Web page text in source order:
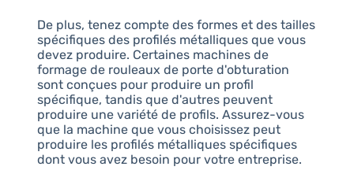
De plus, tenez compte des formes et des tailles
spécifiques des profilés métalliques que vous
devez produire. Certaines machines de
formage de rouleaux de porte d'obturation
sont conçues pour produire un profil
spécifique, tandis que d'autres peuvent
produire une variété de profils. Assurez-vous
que la machine que vous choisissez peut
produire les profilés métalliques spécifiques
dont vous avez besoin pour votre entreprise.